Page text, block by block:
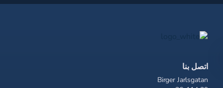
اتصل بنا
Birger Jarlsgatan